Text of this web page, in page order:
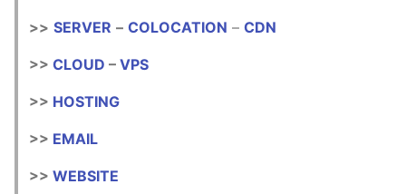
>> SERVER – COLOCATION – CDN
>> CLOUD – VPS
>> HOSTING
>> EMAIL
>> WEBSITE